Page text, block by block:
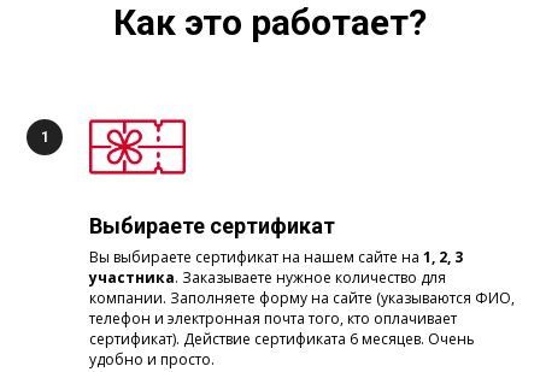
Как это работает?
Выбираете сертификат
Вы выбираете сертификат на нашем сайте на 1, 2, 3
участника. Заказываете нужное количество для
компании. Заполняете форму на сайте (указываются ФИО,
телефон и электронная почта того, кто оплачивает
сертификат). Действие сертификата 6 месяцев. Очень
удобно и просто.